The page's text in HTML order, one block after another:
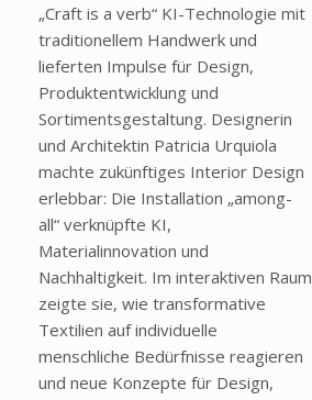
„Craft is a verb“ KI-Technologie mit
traditionellem Handwerk und
lieferten Impulse für Design,
Produktentwicklung und
Sortimentsgestaltung. Designerin
und Architektin Patricia Urquiola
machte zukünftiges Interior Design
erlebbar: Die Installation „among-
all“ verknüpfte KI,
Materialinnovation und
Nachhaltigkeit. Im interaktiven Raum
zeigte sie, wie transformative
Textilien auf individuelle
menschliche Bedürfnisse reagieren
und neue Konzepte für Design,